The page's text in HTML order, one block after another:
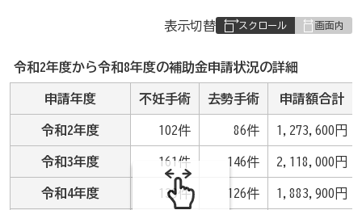
表
み
の
表示切替
令和2年度から令和8年度の補助金申請状況の詳細
申請年度 不妊手術 去勢手術 申請額合計
令和2年度 102件 86件 1,273,600円
令和3年度 161件 146件 2,118,000円
令和4年度 139件 126件 1,883,900円